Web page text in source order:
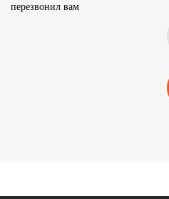
перезвонил вам